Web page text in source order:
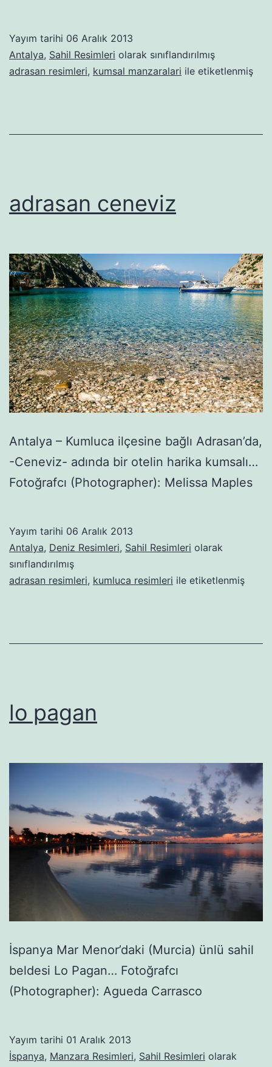
Yayım tarihi 06 Aralık 2013
Antalya, Sahil Resimleri olarak sınıflandırılmış
adrasan resimleri, kumsal manzaralari ile etiketlenmiş
adrasan ceneviz
Antalya – Kumluca ilçesine bağlı Adrasan’da,
-Ceneviz- adında bir otelin harika kumsalı…
Fotoğrafcı (Photographer): Melissa Maples
Yayım tarihi 06 Aralık 2013
Antalya, Deniz Resimleri, Sahil Resimleri olarak
sınıflandırılmış
adrasan resimleri, kumluca resimleri ile etiketlenmiş
lo pagan
İspanya Mar Menor’daki (Murcia) ünlü sahil
beldesi Lo Pagan… Fotoğrafcı
(Photographer): Agueda Carrasco
Yayım tarihi 01 Aralık 2013
İspanya, Manzara Resimleri, Sahil Resimleri olarak